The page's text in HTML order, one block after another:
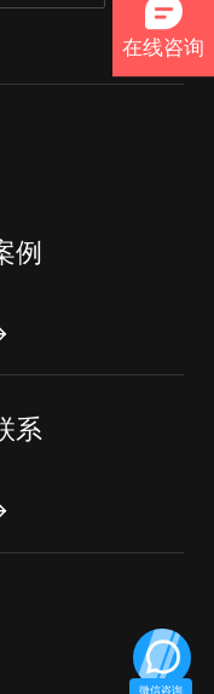
例
系
在线咨询
微信咨询